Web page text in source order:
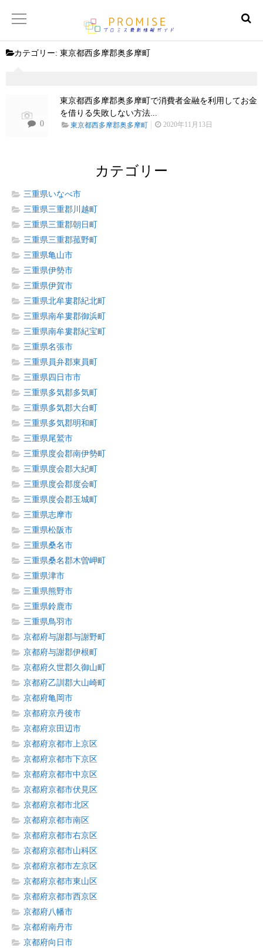
【サイトマップ】
カテゴリー: 東京都西多摩郡奥多摩町
0
東京都西多摩郡奥多摩町で消費者金融を利用してお金
を借りる失敗しない方法...
東京都西多摩郡奥多摩町 2020年11月13日
カテゴリー
三重県いなべ市
三重県三重郡川越町
三重県三重郡朝日町
三重県三重郡菰野町
三重県亀山市
三重県伊勢市
三重県伊賀市
三重県北牟婁郡紀北町
三重県南牟婁郡御浜町
三重県南牟婁郡紀宝町
三重県名張市
三重県員弁郡東員町
三重県四日市市
三重県多気郡多気町
三重県多気郡大台町
三重県多気郡明和町
三重県尾鷲市
三重県度会郡南伊勢町
三重県度会郡大紀町
三重県度会郡度会町
三重県度会郡玉城町
三重県志摩市
三重県松阪市
三重県桑名市
三重県桑名郡木曽岬町
三重県津市
三重県熊野市
三重県鈴鹿市
三重県鳥羽市
京都府与謝郡与謝野町
京都府与謝郡伊根町
京都府久世郡久御山町
京都府乙訓郡大山崎町
京都府亀岡市
京都府京丹後市
京都府京田辺市
京都府京都市上京区
京都府京都市下京区
京都府京都市中京区
京都府京都市伏見区
京都府京都市北区
京都府京都市南区
京都府京都市右京区
京都府京都市山科区
京都府京都市左京区
京都府京都市東山区
京都府京都市西京区
京都府八幡市
京都府南丹市
京都府向日市